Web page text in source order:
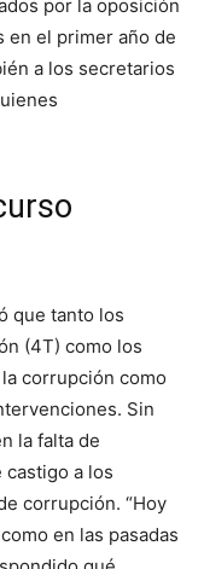
por la oposición
en el primer año de
a los secretarios
que tanto los
(4T) como los
corrupción como
Sin
la falta de
a los
corrupción. “Hoy
en las pasadas